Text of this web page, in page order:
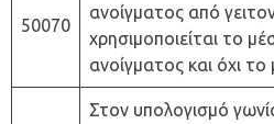
50070
ανοίγματος από
χρησιμοποιείται το
ανοίγματος και όχι
Στον υπολογισμό